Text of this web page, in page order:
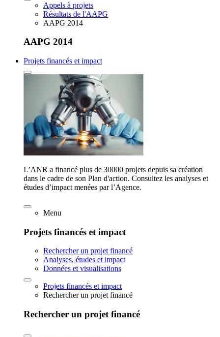
Appels à projets
Résultats de l'AAPG
AAPG 2014
AAPG 2014
Projets financés et impact
L’ANR a financé plus de 30000 projets depuis sa création
dans le cadre de son Plan d'action. Consultez les analyses et
études d’impact menées par l’Agence.
Menu
Projets financés et impact
Rechercher un projet financé
Analyses, études et impact
Données et visualisations
Projets financés et impact
Rechercher un projet financé
Rechercher un projet financé